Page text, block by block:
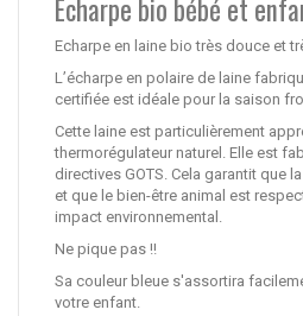
Echarpe bio bébé et
Echarpe en laine bio très douce et
L’écharpe en polaire de laine
certifiée est idéale pour la saison
Cette laine est particulièrement
thermorégulateur naturel. Elle est
directives GOTS. Cela garantit que
et que le bien-être animal est
impact environnemental.
Ne pique pas !!
Sa couleur bleue s'assortira
votre enfant.